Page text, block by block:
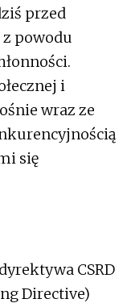
przed
powodu
i
wraz ze
się
CSRD
Directive)